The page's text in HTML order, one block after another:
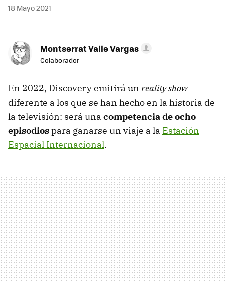
18 Mayo 2021
Montserrat Valle Vargas
Colaborador
En 2022, Discovery emitirá un reality show
diferente a los que se han hecho en la historia de
la televisión: será una competencia de ocho
episodiospara ganarse un viaje a la Estación
Espacial Internacional.